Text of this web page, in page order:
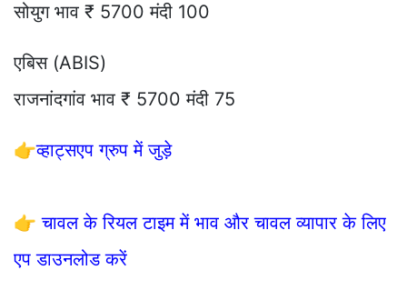
सोयुग भाव ₹ 5700 मंदी 100
एबिस (ABIS)
राजनांदगांव भाव ₹ 5700 मंदी 75
👉व्हाट्सएप ग्रुप में जुड़े
👉चावल के रियल टाइम में भाव और चावल व्यापार के लिए
एप डाउनलोड करें